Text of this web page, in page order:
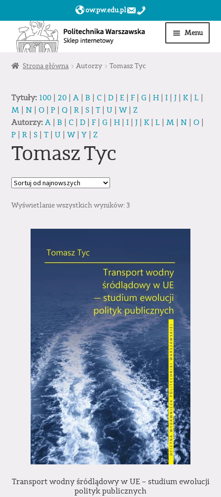
ow.pw.edu.pl
Przejdź
do
nawigacji
Przejdź
do
treści
Menu
Start
Moje konto
Strona główna Autorzy Tomasz Tyc
Tytuły: 100| 20| A| B C| D| E| F| G H| I| J| K| L|
M| N| O| P| Q| R| S| T| U W| Z
Autorzy: A| B C| D| F| G H| I| J| K| L| M| N| O|
P| R| S| T| U W| Y| Z
Tomasz Tyc
Wyświetlanie wszystkich wyników: 3
Transport wodny śródlądowy w UE – studium ewolucji
polityk publicznych